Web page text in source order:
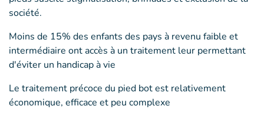
société.
Moins de 15% des enfants des pays à revenu faible et
intermédiaire ont accès à un traitement leur permettant
d'éviter un handicap à vie
Le traitement précoce du pied bot est relativement
économique, efficace et peu complexe